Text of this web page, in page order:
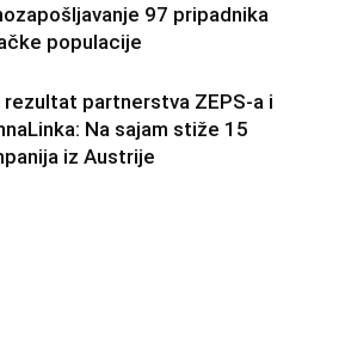
97 pripadnika
populacije
rezultat partnerstva ZEPS-a i
Na sajam stiže 15
iz Austrije